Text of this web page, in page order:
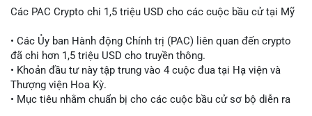
Các PAC Crypto chi 1,5 triệu USD cho các cuộc bầu cử tại Mỹ
• Các Ủy ban Hành động Chính trị (PAC) liên quan đến crypto
đã chi hơn 1,5 triệu USD cho truyền thông.
• Khoản đầu tư này tập trung vào 4 cuộc đua tại Hạ viện và
Thượng viện Hoa Kỳ.
• Mục tiêu nhằm chuẩn bị cho các cuộc bầu cử sơ bộ diễn ra